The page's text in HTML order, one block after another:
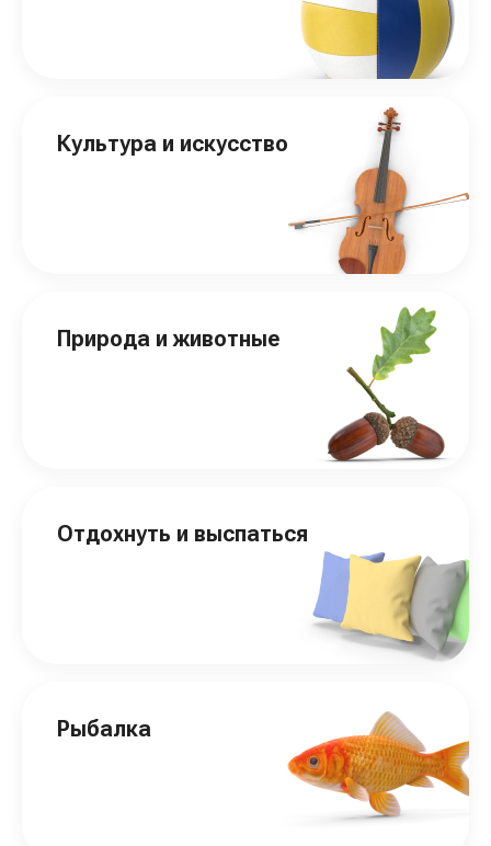
Культура и искусство
Природа и животные
Отдохнуть и выспаться
Рыбалка